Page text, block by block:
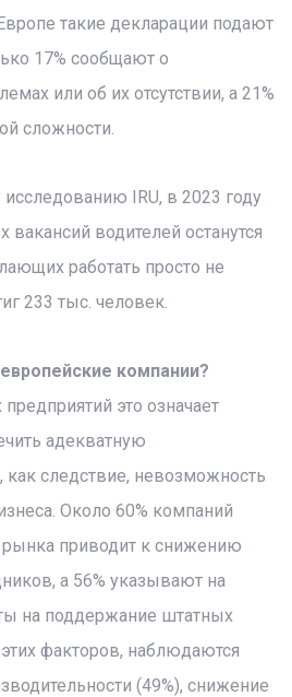
такие декларации подают
17% сообщают о
или об их отсутствии, а 21%
сложности.
IRU, в 2023 году
водителей останутся
работать просто не
233 тыс. человек.
компании?
это означает
адекватную
как следствие, невозможность
Около 60% компаний
рынка приводит к снижению
а 56% указывают на
на поддержание штатных
факторов, наблюдаются
(49%), снижение